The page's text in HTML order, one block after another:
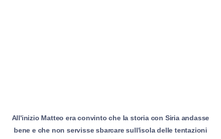
All'inizio Matteo era convinto che la storia con Siria andasse
bene e che non servisse sbarcare sull'isola delle tentazioni